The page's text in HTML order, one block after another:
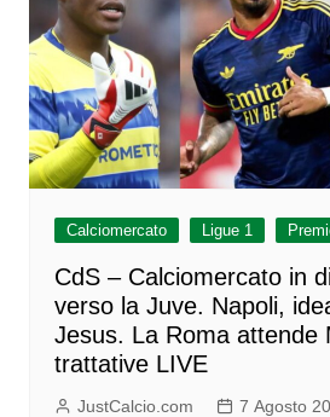
Calciomercato Ligue 1
CdS – Calciomercato in
verso la Juve. Napoli,
Jesus. La Roma attende
trattative LIVE
JustCalcio.com 7 Agosto